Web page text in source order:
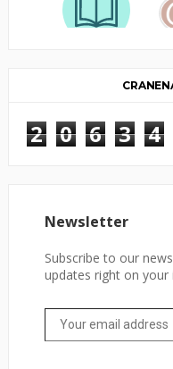
2 0 6 3 4
Newsletter
Subscribe to our
updates right on your